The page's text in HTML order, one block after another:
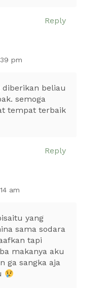
Reply
pm
beliau
semoga
tempat terbaik
Reply
am
yang
sama sodara
tapi
makanya aku
ga sangka aja